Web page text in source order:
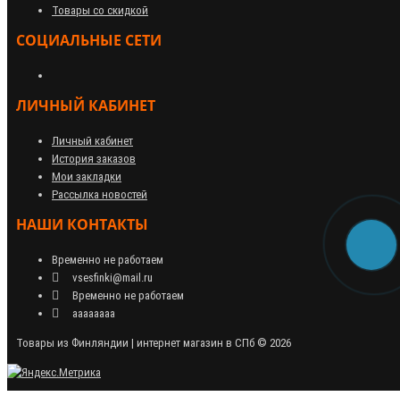
Товары со скидкой
СОЦИАЛЬНЫЕ СЕТИ
ЛИЧНЫЙ КАБИНЕТ
Личный кабинет
История заказов
Мои закладки
Рассылка новостей
НАШИ КОНТАКТЫ
Временно не работаем
vsesfinki@mail.ru
Временно не работаем
аааааааа
Товары из Финляндии | интернет магазин в СПб © 2026